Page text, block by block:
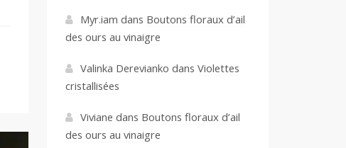
Myr.iam dans Boutons floraux d’ail
des ours au vinaigre
Valinka Derevianko dans Violettes
cristallisées
Viviane dans Boutons floraux d’ail
des ours au vinaigre